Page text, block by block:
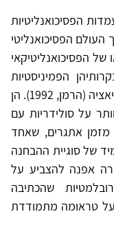
הפסיכואנליטיות
העולם הפסיכואנליטי
הפסיכואנליטיקאי
הפמיניסטיות
שקידמו טיפול חוץ-אנליטי במודל הדיסוציאציה (הרמן, 1992). הן
על סולידריות עם
מזמן אתגרים, שאחד
של סוגיית ההבחנה
אפנה להצביע על
שהכתיבה
על טראומה מתמודדת